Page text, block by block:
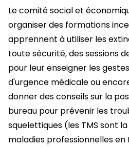
Le comité social et
organiser des formations
apprennent à utiliser les
toute sécurité, des sessions
pour leur enseigner les
d'urgence médicale ou
donner des conseils sur la
bureau pour prévenir les
squelettiques (les TMS sont
maladies professionnelles en